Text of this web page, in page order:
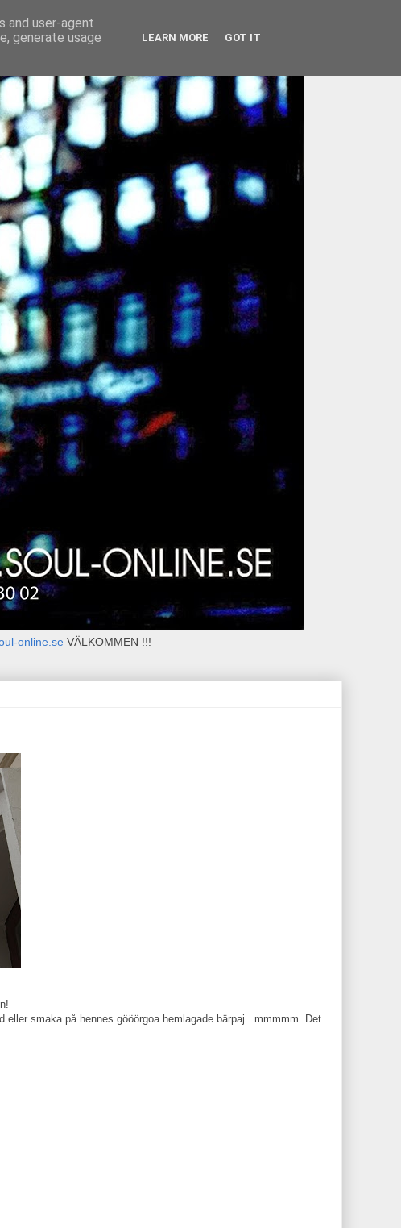
online.se VÄLKOMMEN !!!
smaka på hennes gööörgoa hemlagade bärpaj...mmmmm. Det
and user-agent
generate usage
LEARN MORE GOT IT